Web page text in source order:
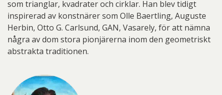
som trianglar, kvadrater och cirklar. Han blev tidigt
inspirerad av konstnärer som Olle Baertling, Auguste
Herbin, Otto G. Carlsund, GAN, Vasarely, för att nämna
några av dom stora pionjärerna inom den geometriskt
abstrakta traditionen.